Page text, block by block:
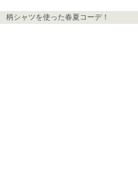
柄シャツを使った春夏コーデ！